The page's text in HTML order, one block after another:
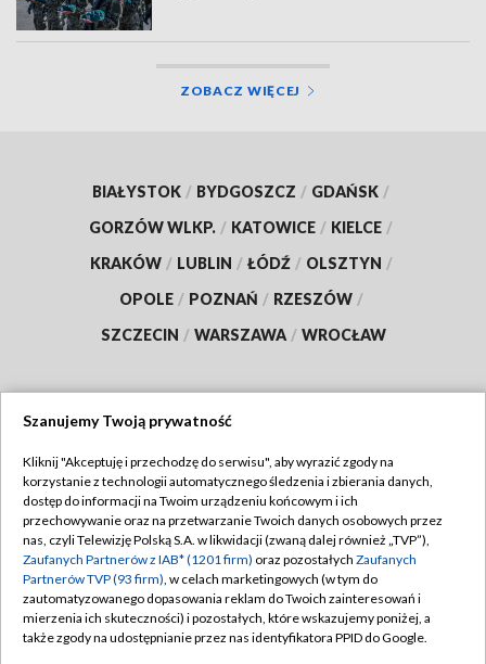
ZOBACZ WIĘCEJ
BIAŁYSTOK / BYDGOSZCZ / GDAŃSK /
GORZÓW WLKP. / KATOWICE / KIELCE /
KRAKÓW / LUBLIN / ŁÓDŹ / OLSZTYN /
OPOLE / POZNAŃ / RZESZÓW /
SZCZECIN / WARSZAWA / WROCŁAW
TVP
Abonament TVP
Emisja w TVP
Centrum informacji TVP
Naziemna Telewizja Cyfrowa
Regulamin TVP
Polityka prywatności
Moje zgody
Pomoc
Szanujemy Twoją prywatność
Kliknij "Akceptuję i przechodzę do serwisu", aby wyrazić zgody na
korzystanie z technologii automatycznego śledzenia i zbierania danych,
dostęp do informacji na Twoim urządzeniu końcowym i ich
przechowywanie oraz na przetwarzanie Twoich danych osobowych przez
nas, czyli Telewizję Polską S.A. w likwidacji (zwaną dalej również „TVP”),
Zaufanych Partnerów z IAB* (1201 firm) oraz pozostałych Zaufanych
Partnerów TVP (93 firm), w celach marketingowych (w tym do
zautomatyzowanego dopasowania reklam do Twoich zainteresowań i
mierzenia ich skuteczności) i pozostałych, które wskazujemy poniżej, a
także zgody na udostępnianie przez nas identyfikatora PPID do Google.